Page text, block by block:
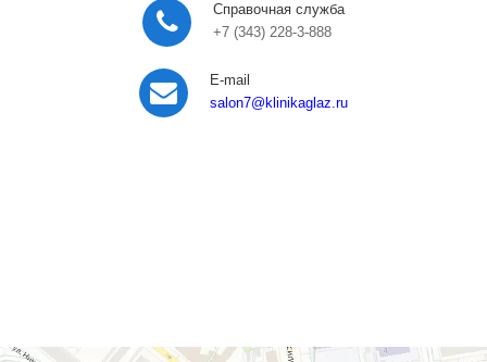
Справочная служба
+7 (343) 228-3-888
E-mail
salon7@klinikaglaz.ru